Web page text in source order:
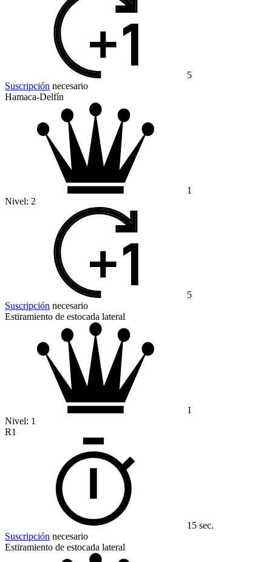
5
Suscripción necesario
Hamaca-Delfín
1
Nivel: 2
5
Suscripción necesario
Estiramiento de estocada lateral
1
Nivel: 1
R1
15 sec.
Suscripción necesario
Estiramiento de estocada lateral